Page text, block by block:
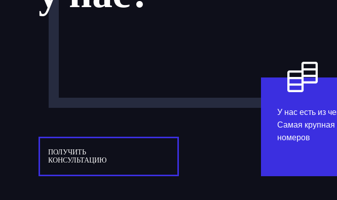
ПОЛУЧИТЬ
КОНСУЛЬТАЦИЮ
У нас есть из
Самая крупная
номеров